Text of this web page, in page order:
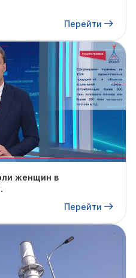
Перейти
женщин в
Перейти